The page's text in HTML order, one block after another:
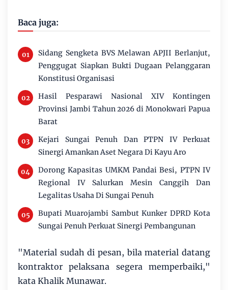
Baca juga:
Sidang Sengketa BVS Melawan APJII Berlanjut,
Penggugat Siapkan Bukti Dugaan Pelanggaran
Konstitusi Organisasi
Hasil Pesparawi Nasional XIV Kontingen
Provinsi Jambi Tahun 2026 di Monokwari Papua
Barat
Kejari Sungai Penuh Dan PTPN IV Perkuat
Sinergi Amankan Aset Negara Di Kayu Aro
Dorong Kapasitas UMKM Pandai Besi, PTPN IV
Regional IV Salurkan Mesin Canggih Dan
Legalitas Usaha Di Sungai Penuh
Bupati Muarojambi Sambut Kunker DPRD Kota
Sungai Penuh Perkuat Sinergi Pembangunan
"Material sudah di pesan, bila material datang
kontraktor pelaksana segera memperbaiki,"
kata Khalik Munawar.